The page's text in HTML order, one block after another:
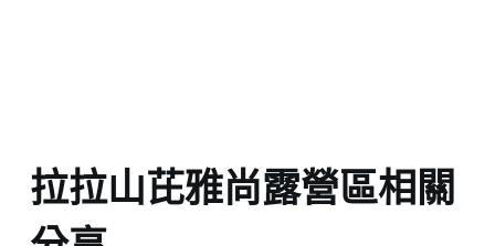
拉拉山芘雅尚露營區相關